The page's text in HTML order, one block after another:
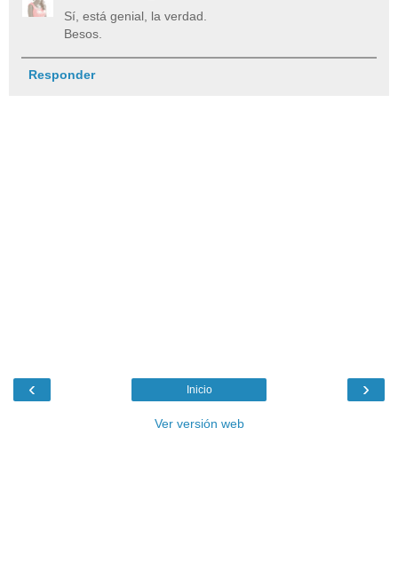
Sí, está genial, la verdad.
Besos.
Responder
‹ ›
Inicio
Ver versión web